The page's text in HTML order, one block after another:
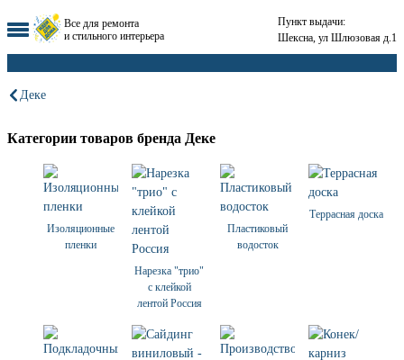
Все для ремонта
и стильного интерьера
Пункт выдачи:
Шексна, ул Шлюзовая д.1
Деке
Категории товаров бренда Деке
Изоляционные
пленки
Нарезка "трио"
с клейкой
лентой Россия
Пластиковый
водосток
Террасная доска